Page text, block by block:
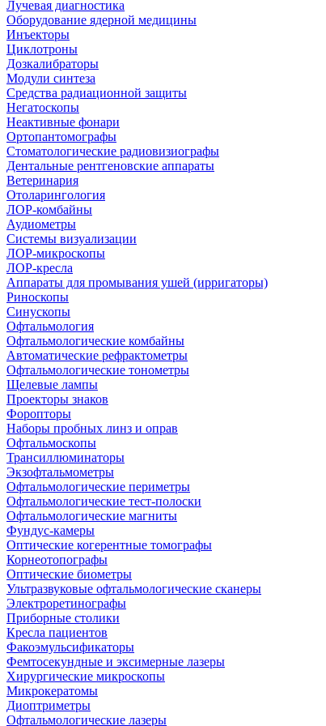
Лучевая диагностика
Оборудование ядерной медицины
Инъекторы
Циклотроны
Дозкалибраторы
Модули синтеза
Средства радиационной защиты
Негатоскопы
Неактивные фонари
Ортопантомографы
Стоматологические радиовизиографы
Дентальные рентгеновские аппараты
Ветеринария
Отоларингология
ЛОР-комбайны
Аудиометры
Системы визуализации
ЛОР-микроскопы
ЛОР-кресла
Аппараты для промывания ушей (ирригаторы)
Риноскопы
Синускопы
Офтальмология
Офтальмологические комбайны
Автоматические рефрактометры
Офтальмологические тонометры
Щелевые лампы
Проекторы знаков
Форопторы
Наборы пробных линз и оправ
Офтальмоскопы
Трансиллюминаторы
Экзофтальмометры
Офтальмологические периметры
Офтальмологические тест-полоски
Офтальмологические магниты
Фундус-камеры
Оптические когерентные томографы
Корнеотопографы
Оптические биометры
Ультразвуковые офтальмологические сканеры
Электроретинографы
Приборные столики
Кресла пациентов
Факоэмульсификаторы
Фемтосекундные и эксимерные лазеры
Хирургические микроскопы
Микрокератомы
Диоптриметры
Офтальмологические лазеры